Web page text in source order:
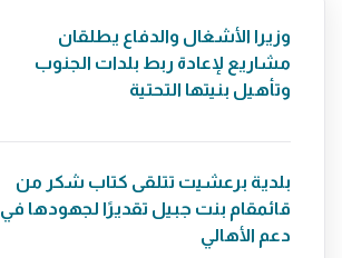
وزيرا الأشغال والدفاع يطلقان
مشاريع لإعادة ربط بلدات الجنوب
وتأهيل بنيتها التحتية
بلدية برعشيت تتلقى كتاب شكر من
قائمقام بنت جبيل تقديرًا لجهودها في
دعم الأهالي